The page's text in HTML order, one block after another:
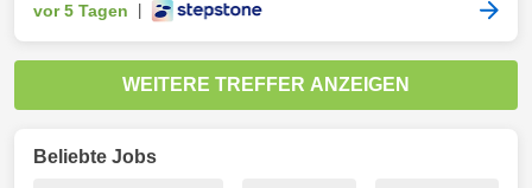
vor 5 Tagen
WEITERE TREFFER ANZEIGEN
Beliebte Jobs